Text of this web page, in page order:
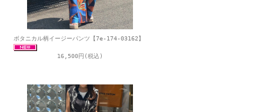
ボタニカル柄イージーパンツ【7e-174-03162】
16,500円(税込)